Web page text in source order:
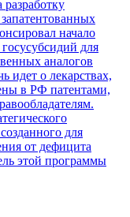
начало
для
аналогов
идет о лекарствах,
в РФ патентами,
для
от дефицита
этой программы